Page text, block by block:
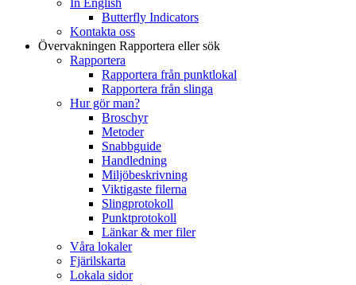
Butterfly Indicators
Kontakta oss
Övervakningen Rapportera eller sök
Rapportera
Rapportera från punktlokal
Rapportera från slinga
Hur gör man?
Broschyr
Metoder
Snabbguide
Handledning
Miljöbeskrivning
Viktigaste filerna
Slingprotokoll
Punktprotokoll
Länkar & mer filer
Våra lokaler
Fjärilskarta
Lokala sidor